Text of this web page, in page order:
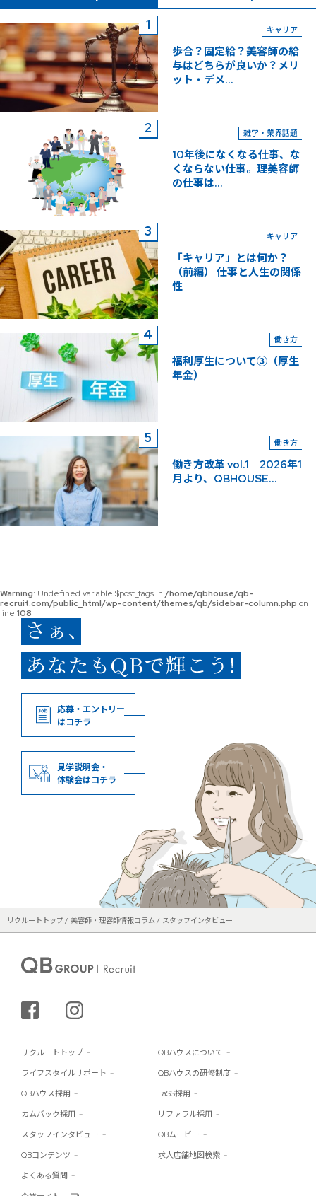
キャリア
歩合？固定給？美容師の給
与はどちらが良いか？メリ
ット・デメ...
雑学・業界話題
10年後になくなる仕事、な
くならない仕事。理美容師
の仕事は...
キャリア
「キャリア」とは何か？
（前編） 仕事と人生の関係
性
働き方
福利厚生について③（厚生
年金）
働き方
働き方改革 vol.1 2026年1
月より、QBHOUSE...
Warning: Undefined variable $post_tags in /home/qbhouse/qb-
recruit.com/public_html/wp-content/themes/qb/sidebar-column.php on
line 108
応募・エントリー
はコチラ
見学説明会・
体験会はコチラ
リクルートトップ 美容師・理容師情報コラム スタッフインタビュー
シェアする
リクルートトップ QBハウスについて
ライフスタイルサポート QBハウスの研修制度
QBハウス採用 FaSS採用
カムバック採用 リファラル採用
スタッフインタビュー QBムービー
QBコンテンツ 求人店舗地図検索
よくある質問